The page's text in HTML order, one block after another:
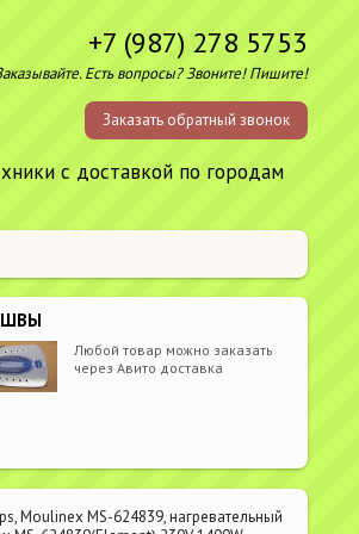
+7 (987) 278 5753
Есть вопросы? Звоните! Пишите!
Заказать обратный звонок
с доставкой по городам
Любой товар можно заказать
через Авито доставка
Moulinex MS-624839, нагревательный